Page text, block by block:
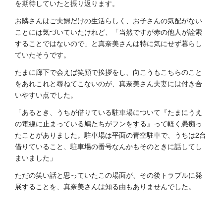
を期待していたと振り返ります。
お隣さんはご夫婦だけの生活らしく、お子さんの気配がない
ことには気づいていたけれど、「当然ですが赤の他人が詮索
することではないので」と真奈美さんは特に気にせず暮らし
ていたそうです。
たまに廊下で会えば笑顔で挨拶をし、向こうもこちらのこと
をあれこれと尋ねてこないのが、真奈美さん夫妻には付き合
いやすい点でした。
「あるとき、うちが借りている駐車場について『たまにうえ
の電線に止まっている鳩たちがフンをする』って軽く愚痴っ
たことがありました。駐車場は平面の青空駐車で、うちは2台
借りていること、駐車場の番号なんかもそのときに話してし
まいました」
ただの笑い話と思っていたこの場面が、その後トラブルに発
展することを、真奈美さんは知る由もありませんでした。